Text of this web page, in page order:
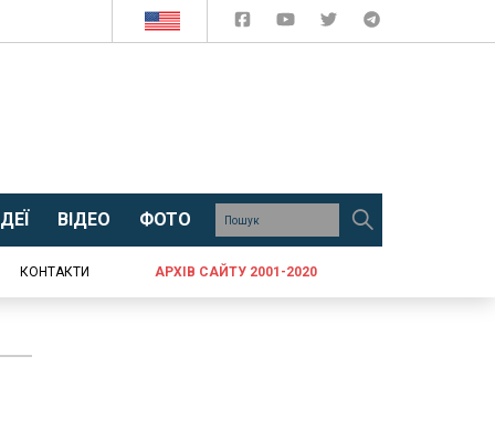
ВІДЕО ФОТО
КОНТАКТИ АРХІВ САЙТУ 2001-2020